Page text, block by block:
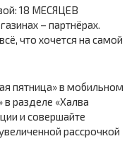
18 МЕСЯЦЕВ
– партнёрах.
что хочется на самой
пятница» в мобильном
разделе «Халва
и совершайте
рассрочкой